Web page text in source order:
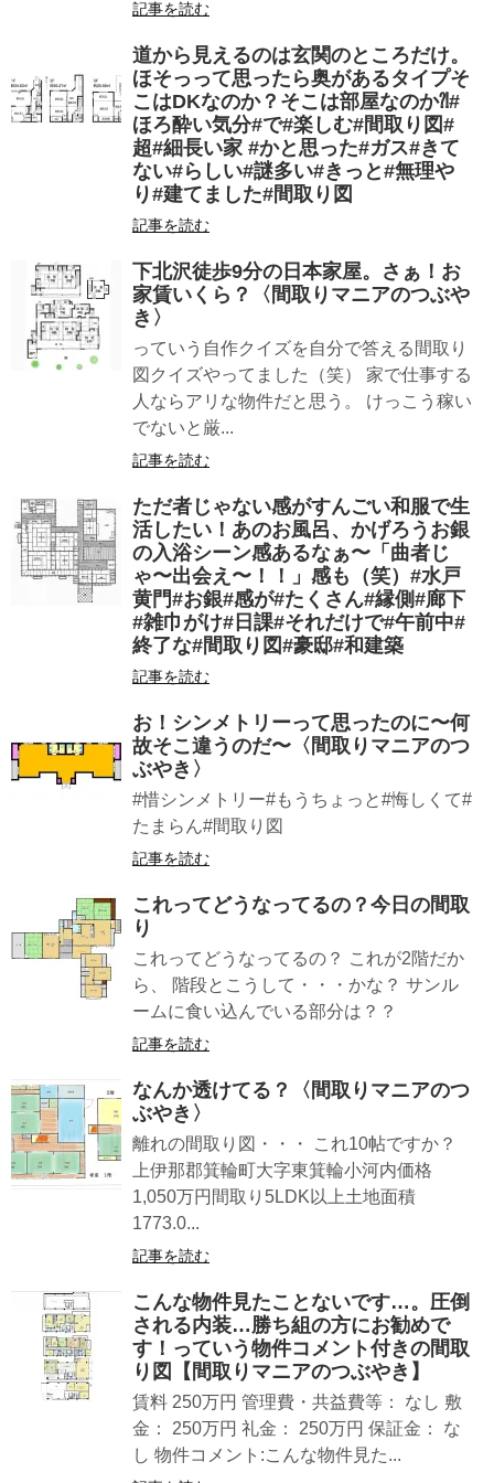
記事を読む
道から見えるのは玄関のところだけ。
ほそっ︎って思ったら奥があるタイプそ
こはDKなのか？そこは部屋なのか⁈#
ほろ酔い気分#で#楽しむ#間取り図#
超#細長い家 #かと思った#ガス#きて
ない#らしい#謎多い#きっと#無理や
り#建てました#間取り図
記事を読む
下北沢徒歩9分の日本家屋。さぁ！お
家賃いくら？〈間取りマニアのつぶや
き〉
っていう自作クイズを自分で答える間取り
図クイズやってました（笑） 家で仕事する
人ならアリな物件だと思う。 けっこう稼い
でないと厳...
記事を読む
ただ者じゃない感がすんごい和服で生
活したい！あのお風呂、かげろうお銀
の入浴シーン感あるなぁ〜「曲者じ
ゃ〜出会え〜！！」感も（笑）#水戸
黄門#お銀#感が#たくさん#縁側#廊下
#雑巾がけ#日課#それだけで#午前中#
終了な#間取り図#豪邸#和建築
記事を読む
お！シンメトリーって思ったのに〜何
故そこ違うのだ〜〈間取りマニアのつ
ぶやき〉
#惜シンメトリー#もうちょっと#悔しくて#
たまらん#間取り図
記事を読む
これってどうなってるの？今日の間取
り
これってどうなってるの？ これが2階だか
ら、 階段とこうして・・・かな？ サンル
ームに食い込んでいる部分は？？
記事を読む
なんか透けてる？〈間取りマニアのつ
ぶやき〉
離れの間取り図・・・ これ10帖ですか？
上伊那郡箕輪町大字東箕輪小河内価格
1,050万円間取り5LDK以上土地面積
1773.0...
記事を読む
こんな物件見たことないです…。圧倒
される内装…勝ち組の方にお勧めで
す！っていう物件コメント付きの間取
り図【間取りマニアのつぶやき】
賃料 250万円 管理費・共益費等： なし 敷
金： 250万円 礼金： 250万円 保証金： な
し 物件コメント:こんな物件見た...